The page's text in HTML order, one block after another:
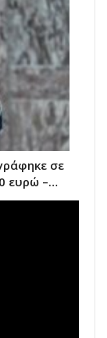
σε
ευρώ –…